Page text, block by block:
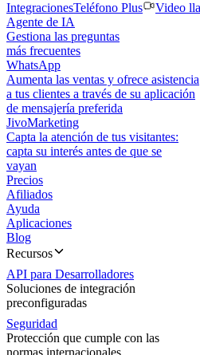
IntegracionesTeléfono Plus Video
Agente de IA
Gestiona las preguntas
más frecuentes
WhatsApp
Aumenta las ventas y ofrece asistencia
a tus clientes a través de su aplicación
de mensajería preferida
JivoMarketing
Capta la atención de tus visitantes:
capta su interés antes de que se
vayan
Precios
Afiliados
Ayuda
Aplicaciones
Blog
Recursos
API para Desarrolladores
Soluciones de integración
preconfiguradas
Seguridad
Protección que cumple con las
normas internacionales